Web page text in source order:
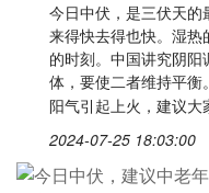
今日中伏，是三伏天
来得快去得也快。湿
的时刻。中国讲究阴
体，要使二者维持平
阳气引起上火，建议
2024-07-25 18:03:00